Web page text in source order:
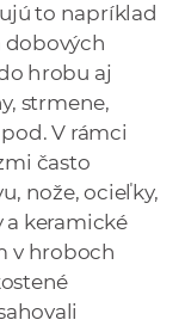
to napríklad
dobových
hrobu aj
strmene,
V rámci
často
nože, ocieľky,
a keramické
v hroboch